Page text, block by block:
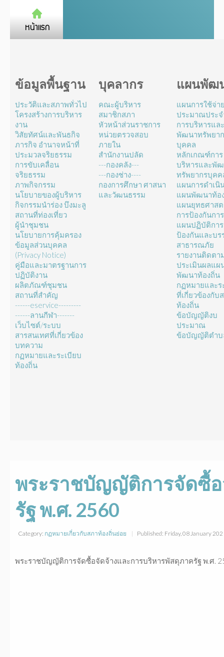
ข้อมูลพื้นฐาน
ประวัติและสภาพทั่วไป
โครงสร้างการบริหาร
งาน
วิสัยทัศน์และพันธกิจ
ภารกิจ อำนาจหน้าที่
ประมวลจริยธรรม
การขับเคลื่อน
จริยธรรม
ภาพกิจกรรม
นโยบายของผู้บริหาร
กิจกรรมนำร่อง บึงมะลู
สถานที่ท่องเที่ยว
ผู้นำชุมชน
นโยบายการคุ้มครอง
ข้อมูลส่วนบุคคล
(Privacy Notice)
คู่มือและมาตรฐานการ
ปฏิบัติงาน
ผลิตภัณฑ์ชุมชน
สถานที่สำคัญ
------eservice---------
------ลานกีฬา-------
เว็บไซต์/ระบบ
สารสนเทศที่เกี่ยวข้อง
บทความ
กฏหมายและระเบียบ
ท้องถิ่น
บุคลากร
คณะผู้บริหาร
สมาชิกสภา
หัวหน้าส่วนราชการ
หน่วยตรวจสอบ
ภายใน
สำนักงานปลัด
---กองคลัง---
---กองช่าง----
กองการศึกษา ศาสนา
และวัฒนธรรม
แผนพัฒ
แผนการใช้จ่า
ประมาณประ
การบริหารแล
พัฒนาทรัพยา
บุคคล
หลักเกณฑ์การ
บริหารและพั
ทรัพยากรบุคค
แผนการดำเนิ
แผนพัฒนาท้อ
แผนยุทธศาส
การป้องกันกา
แผนปฏิบัติการ
ป้องกันและบร
สาธารณภัย
รายงานติดตา
ประเมินผลแผ
พัฒนาท้องถิ่น
กฏหมายและร
ที่เกี่ยวข้องกับ
ท้องถิ่น
ข้อบัญญัติงบ
ประมาณ
ข้อบัญญัติตำบ
พระราชบัญญัติการจัดซื้
รัฐ พ.ศ. 2560
Category: กฏหมายเกี่ยวกับสภาท้องถิ่นย่อย Published: Friday, 08 January
พระราชบัญญัติการจัดซื้อจัดจ้างและการบริหารพัสดุภาครัฐ พ.ศ.